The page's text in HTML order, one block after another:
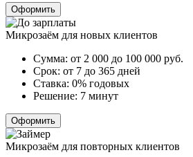
Оформить
Микрозаём для новых клиентов
Сумма: от 2 000 до 100 000 руб.
Срок: от 7 до 365 дней
Ставка: 0% годовых
Решение: 7 минут
Оформить
Микрозаём для повторных клиентов